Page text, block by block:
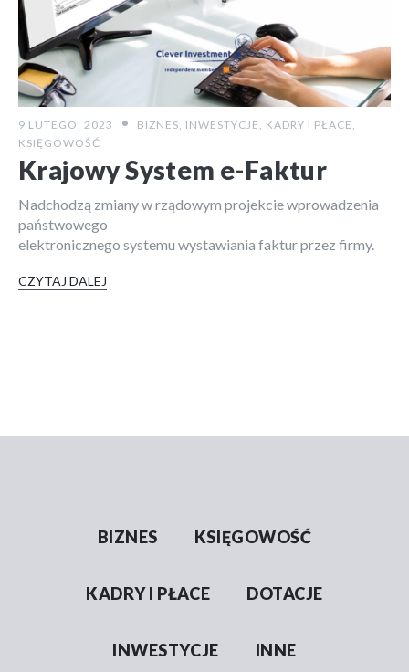
9 LUTEGO, 2023 BIZNES, INWESTYCJE , KADRY I PŁACE ,
KSIĘGOWOŚĆ
Krajowy System e-Faktur
Nadchodzą zmiany w rządowym projekcie wprowadzenia
państwowego
elektronicznego systemu wystawiania faktur przez firmy.
CZYTAJ DALEJ
BIZNES KSIĘGOWOŚĆ
KADRY I PŁACE DOTACJE
INWESTYCJE INNE